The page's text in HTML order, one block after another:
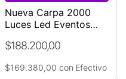
Nueva Carpa 2000
Luces Led Eventos
Ø18mt
$188.200,00
$169.380,00 con Efectivo